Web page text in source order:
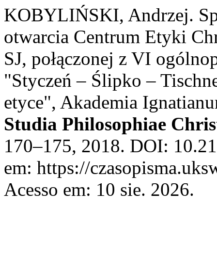
KOBYLIŃSKI, Andrzej.
otwarcia Centrum Etyki
SJ, połączonej z VI
"Styczeń – Ślipko –
etyce", Akademia
Studia Philosophiae
170–175, 2018. DOI:
em: https://
Acesso em: 10 sie. 2026.